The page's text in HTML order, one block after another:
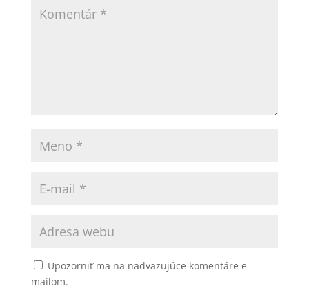
Upozorniť ma na nadväzujúce komentáre e-
mailom.